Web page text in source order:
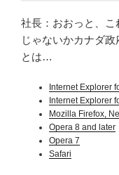
社長：おおっと、
じゃないかカナダ
とは…
Internet Explorer
Internet Explorer
Mozilla Firefox,
Opera 8 and later
Opera 7
Safari